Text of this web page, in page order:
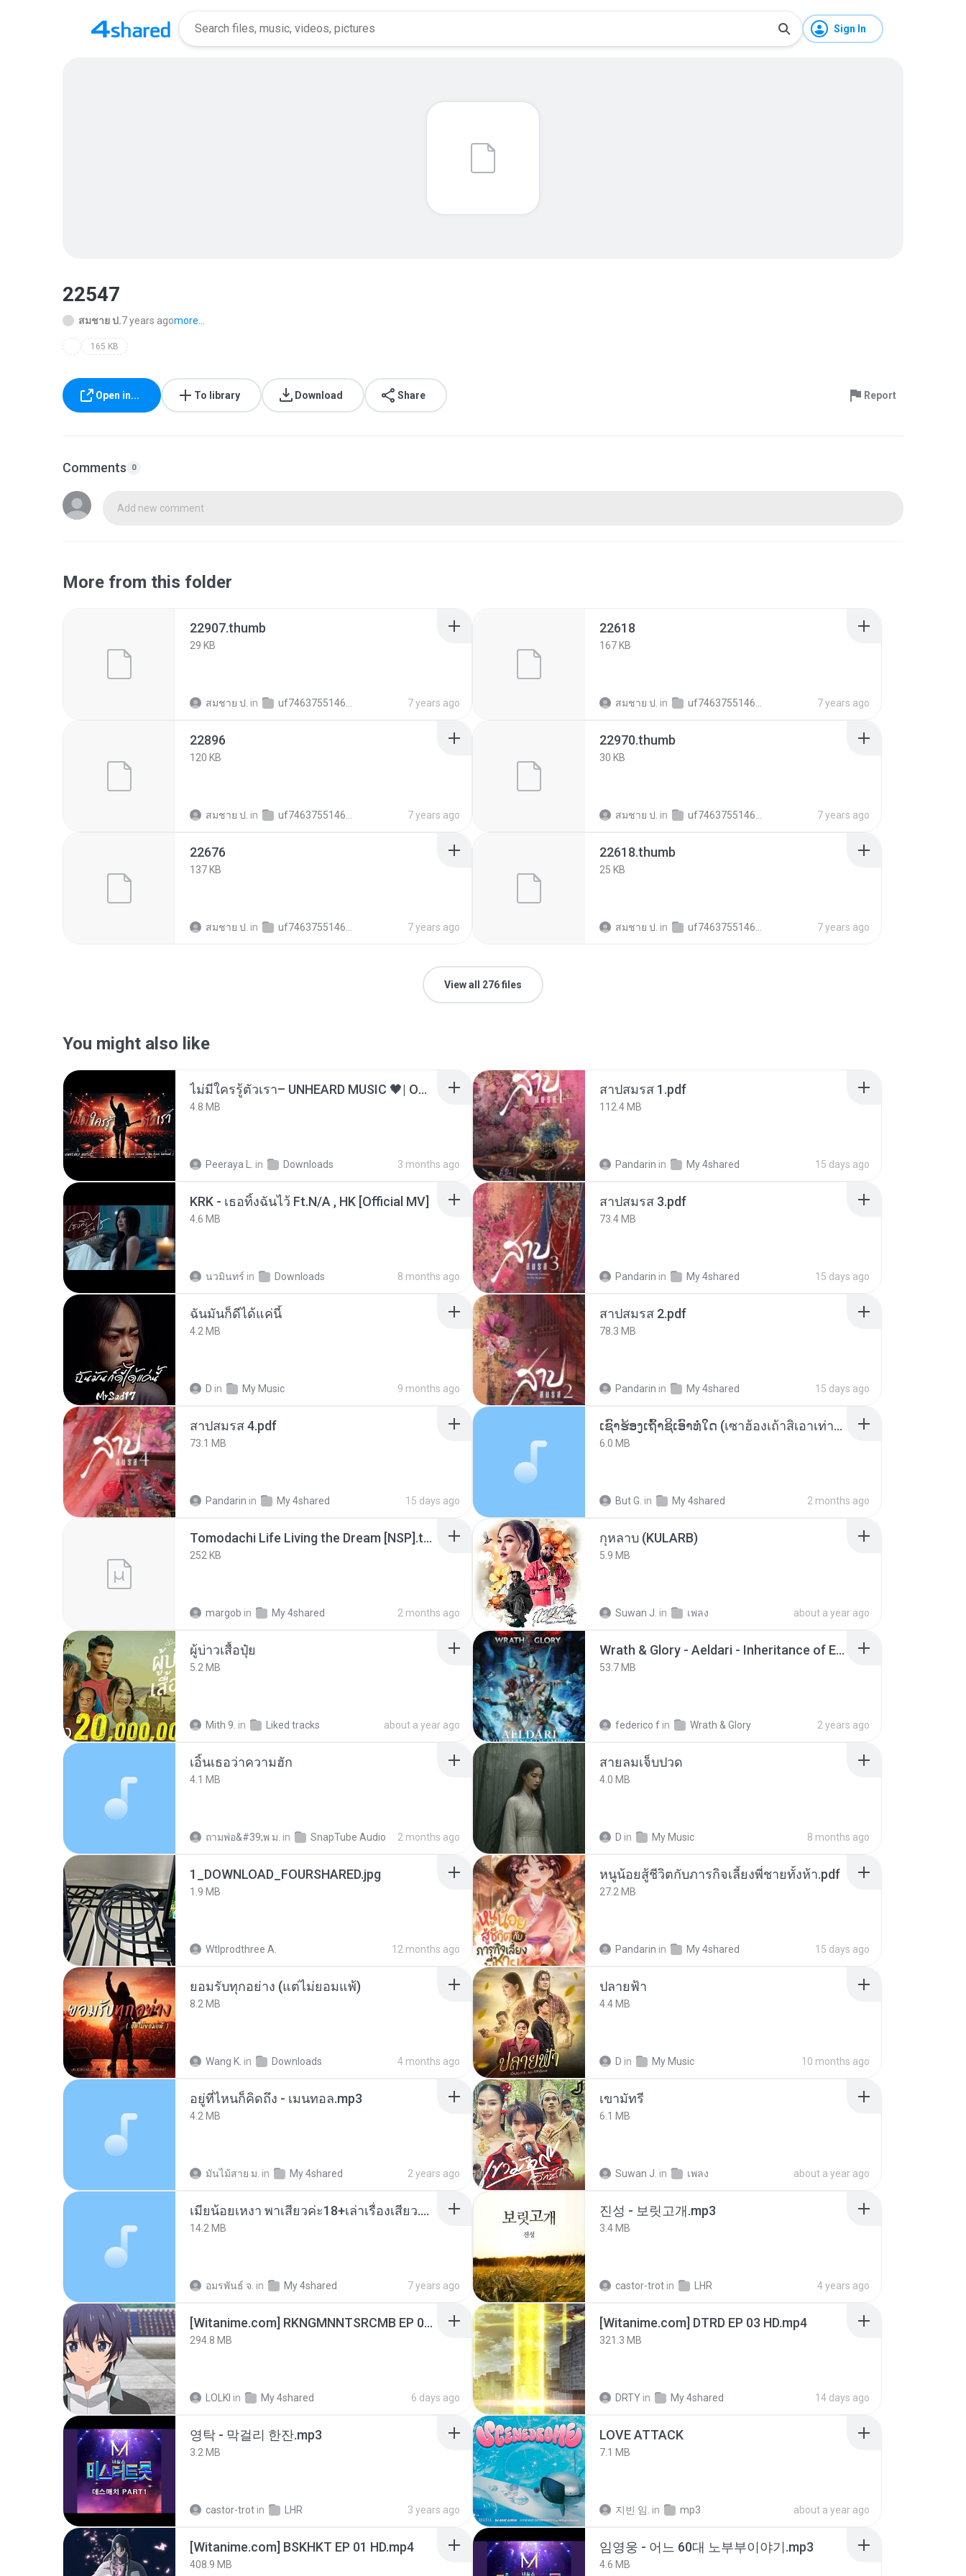
Sign In
22547
สมชาย ป.7 years agomore...
165 KB
Open in... To library Download Share Report
Comments 0
Add new comment
More from this folder
22907.thumb
29 KB
สมชาย ป. in uf7463755146857f5a973362999e5b829 7 years ago
22618
167 KB
สมชาย ป. in uf7463755146857f5a973362999e5b829 7 years ago
22896
120 KB
สมชาย ป. in uf7463755146857f5a973362999e5b829 7 years ago
22970.thumb
30 KB
สมชาย ป. in uf7463755146857f5a973362999e5b829 7 years ago
22676
137 KB
สมชาย ป. in uf7463755146857f5a973362999e5b829 7 years ago
22618.thumb
25 KB
สมชาย ป. in uf7463755146857f5a973362999e5b829 7 years ago
View all 276 files
You might also like
ไม่มีใครรู้ตัวเรา– UNHEARD MUSIC 🖤| Official Lyric Video | เพลงสู้ชีวิต
4.8 MB
Peeraya L. in Downloads 3 months ago
สาปสมรส 1.pdf
112.4 MB
Pandarin in My 4shared 15 days ago
KRK - เธอทิ้งฉันไว้ Ft.N/A , HK [Official MV]
4.6 MB
นวมินทร์ in Downloads 8 months ago
สาปสมรส 3.pdf
73.4 MB
Pandarin in My 4shared 15 days ago
ฉันมันก็ดีได้แค่นี้
4.2 MB
D in My Music 9 months ago
สาปสมรส 2.pdf
78.3 MB
Pandarin in My 4shared 15 days ago
สาปสมรส 4.pdf
73.1 MB
Pandarin in My 4shared 15 days ago
ເຊົາຮ້ອງເຖົ້າຊິເອົາທໍ່ໃດ (เซาฮ้องเถ้าสิเอาเท่าใด) ບຸນເກີດ ຫນູຫ່ວງ ft. ໂສພາ ຈຸນທະລາ
6.0 MB
But G. in My 4shared 2 months ago
Tomodachi Life Living the Dream [NSP].torrent
252 KB
margob in My 4shared 2 months ago
กุหลาบ (KULARB)
5.9 MB
Suwan J. in เพลง about a year ago
ผู้บ่าวเสื้อปุ๋ย
5.2 MB
Mith 9. in Liked tracks about a year ago
Wrath & Glory - Aeldari - Inheritance of Embers.pdf
53.7 MB
federico f in Wrath & Glory 2 years ago
เอิ้นเธอว่าความฮัก
4.1 MB
ถามพ่อ&#39;พ ม. in SnapTube Audio 2 months ago
สายลมเจ็บปวด
4.0 MB
D in My Music 8 months ago
1_DOWNLOAD_FOURSHARED.jpg
1.9 MB
Wtlprodthree A. 12 months ago
หนูน้อยสู้ชีวิตกับภารกิจเลี้ยงพี่ชายทั้งห้า.pdf
27.2 MB
Pandarin in My 4shared 15 days ago
ยอมรับทุกอย่าง (แต่ไม่ยอมแพ้)
8.2 MB
Wang K. in Downloads 4 months ago
ปลายฟ้า
4.4 MB
D in My Music 10 months ago
อยู่ที่ไหนก็คิดถึง - เมนทอล.mp3
4.2 MB
มันไม้สาย ม. in My 4shared 2 years ago
เขามัทรี
6.1 MB
Suwan J. in เพลง about a year ago
เมียน้อยเหงา พาเสียวค่ะ18+เล่าเรื่องเสียว.mp3
14.2 MB
อมรพันธ์ จ. in My 4shared 7 years ago
진성 - 보릿고개.mp3
3.4 MB
castor-trot in LHR 4 years ago
[Witanime.com] RKNGMNNTSRCMB EP 06 HD.mp4
294.8 MB
LOLKI in My 4shared 6 days ago
[Witanime.com] DTRD EP 03 HD.mp4
321.3 MB
DRTY in My 4shared 14 days ago
영탁 - 막걸리 한잔.mp3
3.2 MB
castor-trot in LHR 3 years ago
LOVE ATTACK
7.1 MB
지빈 임. in mp3 about a year ago
[Witanime.com] BSKHKT EP 01 HD.mp4
408.9 MB
임영웅 - 어느 60대 노부부이야기.mp3
4.6 MB